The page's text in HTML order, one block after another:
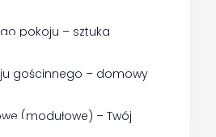
pokoju – sztuka
gościnnego – domowy
(modułowe) – Twój